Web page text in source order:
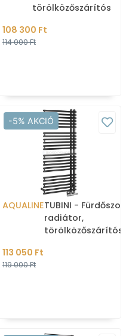
törölközőszárítós
50x120cm,
- Fehér
108 300 Ft
114 000 Ft
-5% AKCIÓ
AQUALINETUBINI -
radiátor,
törölközőszárítós
113 050 Ft
119 000 Ft